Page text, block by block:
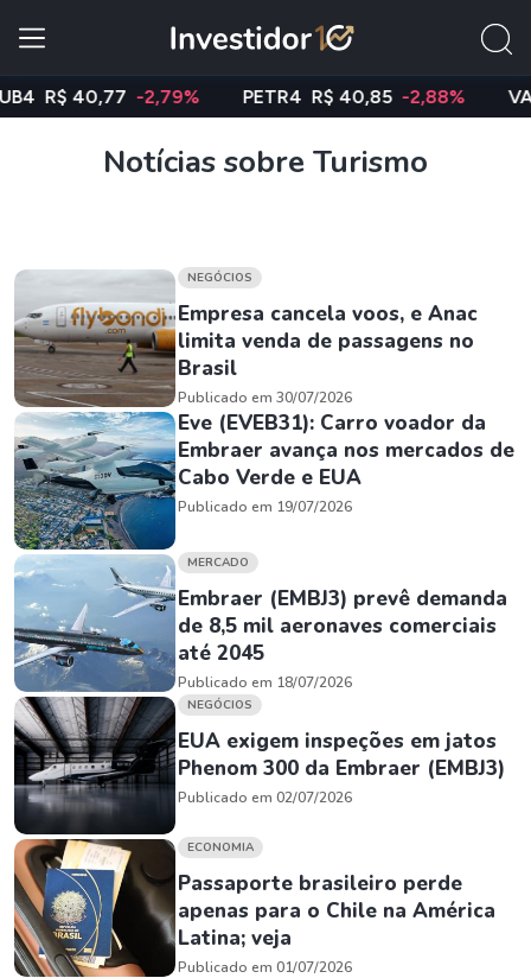
R$ 40,77 -2,79% PETR4 R$ 40,85 -2,88% VALE3
Notícias sobre Turismo
NEGÓCIOS
Empresa cancela voos, e Anac
limita venda de passagens no
Brasil
Publicado em 30/07/2026
Eve (EVEB31): Carro voador da
Embraer avança nos mercados de
Cabo Verde e EUA
Publicado em 19/07/2026
MERCADO
Embraer (EMBJ3) prevê demanda
de 8,5 mil aeronaves comerciais
até 2045
Publicado em 18/07/2026
NEGÓCIOS
EUA exigem inspeções em jatos
Phenom 300 da Embraer (EMBJ3)
Publicado em 02/07/2026
ECONOMIA
Passaporte brasileiro perde
apenas para o Chile na América
Latina; veja
Publicado em 01/07/2026